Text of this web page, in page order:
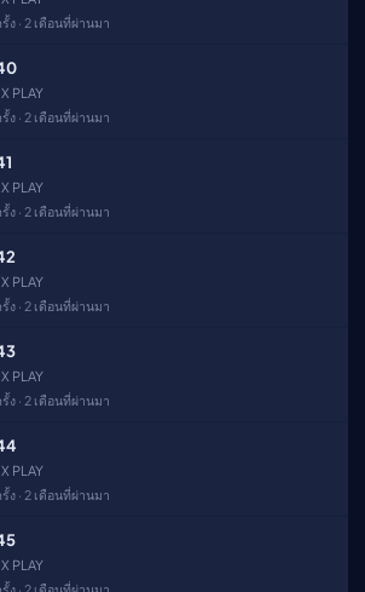
ง · 2 เดือนที่ผ่านมา
PLAY
ง · 2 เดือนที่ผ่านมา
PLAY
ง · 2 เดือนที่ผ่านมา
PLAY
ง · 2 เดือนที่ผ่านมา
PLAY
ง · 2 เดือนที่ผ่านมา
PLAY
ง · 2 เดือนที่ผ่านมา
PLAY